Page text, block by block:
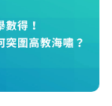
薩提爾模式溝
作者李崇義與謝
上的對立與衝
變動快速的AI時
韌自我。 🔺 職